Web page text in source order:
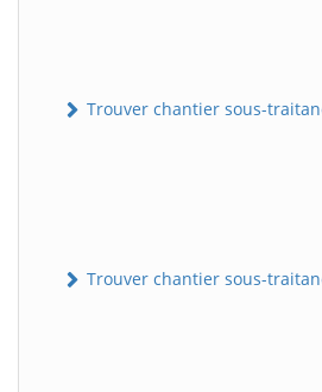
Trouver chantier sous-
Trouver chantier sous-